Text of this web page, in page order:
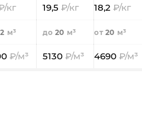
19,5 18,2
20 20
5130 4690